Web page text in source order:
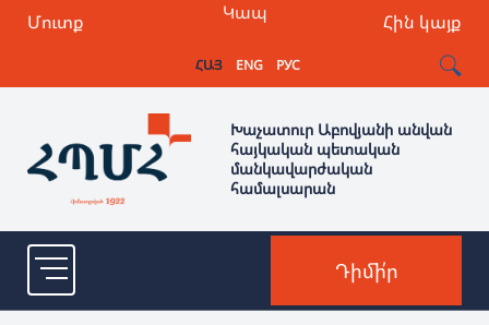
Մուտք Հին կայք
Կապ
ՀԱՅ ENG РУС
Խաչատուր Աբովյանի անվան
հայկական պետական
մանկավարժական
համալսարան
Դիմի՛ր